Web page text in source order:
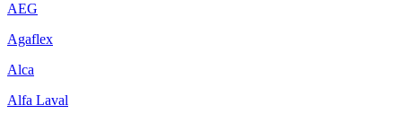
AEG
Agaflex
Alca
Alfa Laval